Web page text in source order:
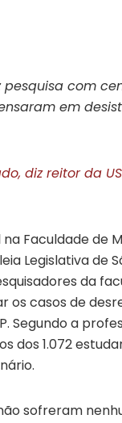
com
em
diz reitor da
Faculdade de
Legislativa de
da
casos de
Segundo a
dos 1.072
sofreram